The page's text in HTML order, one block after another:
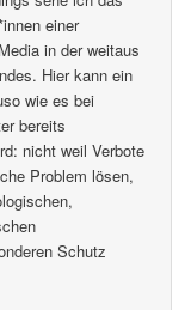
einer
in der weitaus
Hier kann ein
wie es bei
bereits
nicht weil Verbote
Problem lösen,
Schutz